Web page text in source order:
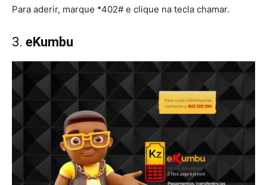
Para aderir, marque *402# e clique na tecla chamar.
3. eKumbu